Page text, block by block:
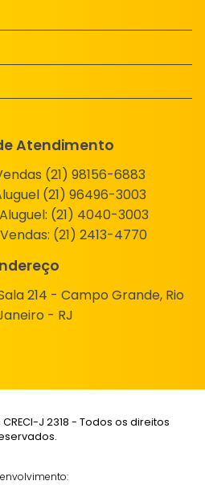
Atendimento
(21) 98156-6883
(21) 96496-3003
(21) 4040-3003
(21) 2413-4770
214 - Campo Grande, Rio
- RJ
J 2318 - Todos os direitos